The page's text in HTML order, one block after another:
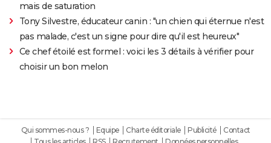
mais de saturation
Tony Silvestre, éducateur canin : "un chien qui éternue n'est
pas malade, c'est un signe pour dire qu'il est heureux"
Ce chef étoilé est formel : voici les 3 détails à vérifier pour
choisir un bon melon
Qui sommes-nous ? Equipe Charte éditoriale Publicité
Contact